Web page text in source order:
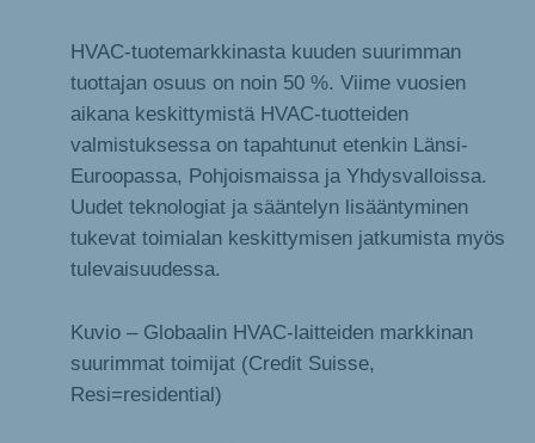
HVAC-tuotemarkkinasta kuuden suurimman
tuottajan osuus on noin 50 %. Viime vuosien
aikana keskittymistä HVAC-tuotteiden
valmistuksessa on tapahtunut etenkin Länsi-
Euroopassa, Pohjoismaissa ja Yhdysvalloissa.
Uudet teknologiat ja sääntelyn lisääntyminen
tukevat toimialan keskittymisen jatkumista myös
tulevaisuudessa.
Kuvio – Globaalin HVAC-laitteiden markkinan
suurimmat toimijat (Credit Suisse,
Resi=residential)